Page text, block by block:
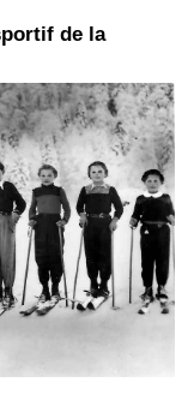
de la